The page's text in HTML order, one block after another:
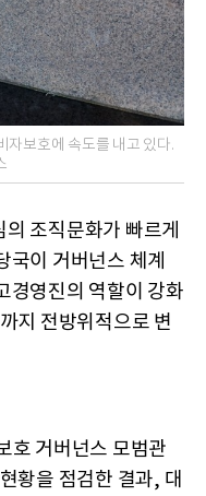
자보호에 속도를 내고 있다.
조직문화가 빠르게
이 거버넌스 체계
경영진의 역할이 강화
지 전방위적으로 변
호 거버넌스 모범관
황을 점검한 결과, 대